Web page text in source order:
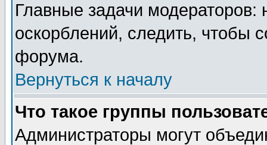
Главные задачи
оскорблений, следить, чтобы
форума.
Вернуться к началу
Что такое группы
Администраторы могут